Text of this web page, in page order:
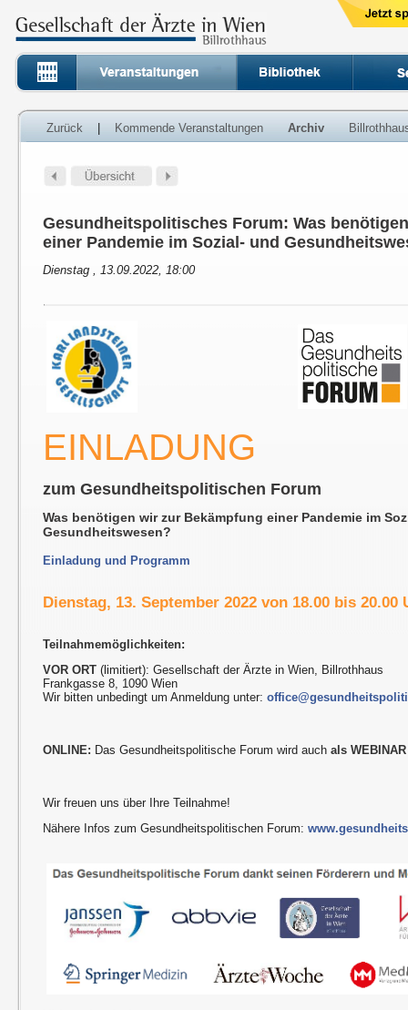
Zurück Kommende Veranstaltungen Archiv
Gesundheitspolitisches Forum: Was
einer Pandemie im Sozial- und
Dienstag , 13.09.2022, 18:00
EINLADUNG
zum Gesundheitspolitischen Forum
Was benötigen wir zur Bekämpfung einer Pandemie im
Gesundheitswesen?
Einladung und Programm
Dienstag, 13. September 2022 von 18.00 bis 20.00
Teilnahmemöglichkeiten:
VOR ORT (limitiert): Gesellschaft der Ärzte in Wien, Billrothhaus
Frankgasse 8, 1090 Wien
Wir bitten unbedingt um Anmeldung unter:
ONLINE: Das Gesundheitspolitische Forum wird auch als WEBINAR
Wir freuen uns über Ihre Teilnahme!
Nähere Infos zum Gesundheitspolitischen Forum: